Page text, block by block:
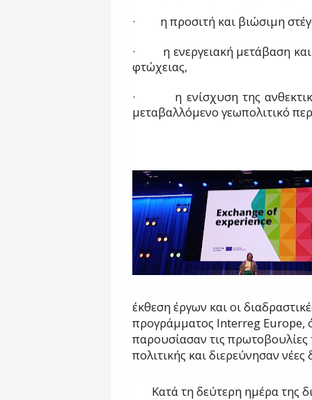
·
η προσιτή και βιώσιμη
·
η ενεργειακή μετάβαση
φτώχειας,
·
η ενίσχυση της
μεταβαλλόμενο γεωπολιτικό
έκθεση έργων και οι
προγράμματος Interreg Europe,
παρουσίασαν τις
πολιτικής και διερεύνησαν
Κατά τη δεύτερη ημέρα της